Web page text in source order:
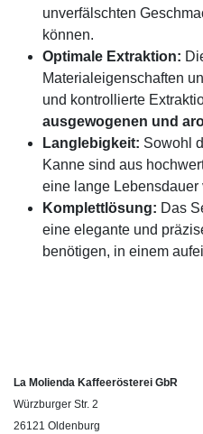
unverfälschten
können.
Optimale Extraktion:
Materialeigenschaften
und kontrollierte
ausgewogenen und
Langlebigkeit: Sowohl
Kanne sind aus
eine lange Lebensdauer
Komplettlösung: Das
eine elegante und
benötigen, in einem
La Molienda Kaffeerösterei GbR
Würzburger Str. 2
26121 Oldenburg